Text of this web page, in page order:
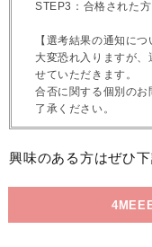
STEP3：合格された
【選考結果の通知につ
大変恐れ入りますが
せていただきます。
合否に関する個別の
了承ください。
興味のある方はぜひ